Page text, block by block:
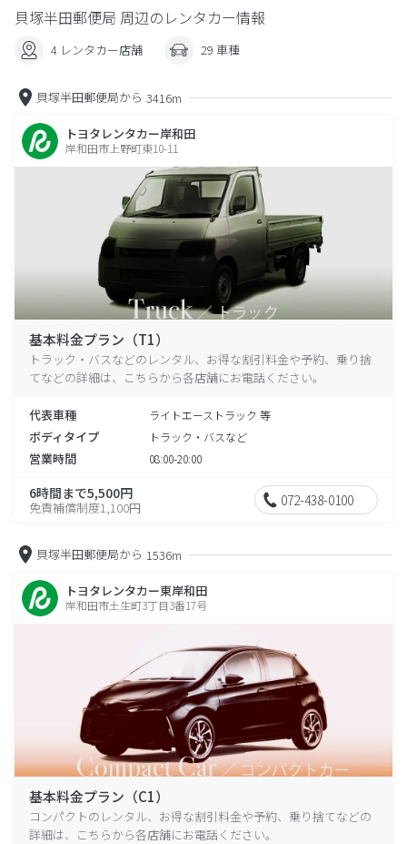
貝塚半田郵便局 周辺のレンタカー情報
4 レンタカー店舗 29 車種
貝塚半田郵便局から 3416m
トヨタレンタカー岸和田
岸和田市上野町東10-11
基本料金プラン（T1）
トラック・バスなどのレンタル、お得な割引料金や予約、乗り捨
てなどの詳細は、こちらから各店舗にお電話ください。
代表車種 ライトエーストラック 等
ボディタイプ トラック・バスなど
営業時間 08:00-20:00
6時間まで5,500円
免責補償制度1,100円 072-438-0100
貝塚半田郵便局から 1536m
トヨタレンタカー東岸和田
岸和田市土生町3丁目3番17号
基本料金プラン（C1）
コンパクトのレンタル、お得な割引料金や予約、乗り捨てなどの
詳細は、こちらから各店舗にお電話ください。